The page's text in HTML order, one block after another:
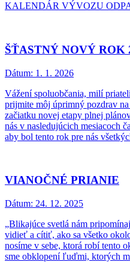
KALENDÁR VÝVOZU
ŠŤASTNÝ NOVÝ ROK
Dátum: 1. 1. 2026
Vážení spoluobčania, milí
prijmite môj úprimný pozdrav
začiatku novej etapy plnej
nás v nasledujúcich mesiacoch
aby bol tento rok pre nás
VIANOČNÉ PRIANIE
Dátum: 24. 12. 2025
„Blikajúce svetlá nám
vidieť a cítiť, ako sa všetko
nosíme v sebe, ktorá robí tento
sme obklopení ľuďmi, ktorých